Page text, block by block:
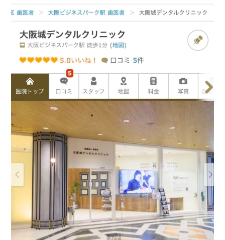
TREATMENTS
インプラント治療
VIEW MORE
一般治療
VIEW MORE
VIEW MORE
予防歯科 ホワイトニング
VIEW MORE